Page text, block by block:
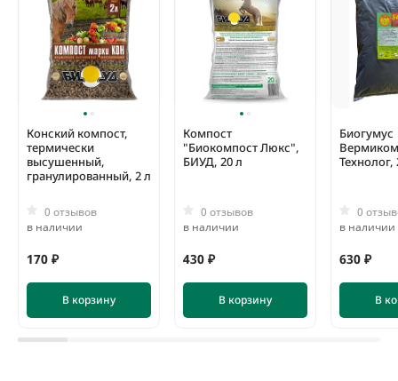
Конский компост,
термически
высушенный,
гранулированный, 2 л
0 отзывов
в наличии
170 ₽
В корзину
Компост
"Биокомпост Люкс",
БИУД, 20 л
0 отзывов
в наличии
430 ₽
В корзину
Биогумус
Технолог,
0
в наличии
630 ₽
В